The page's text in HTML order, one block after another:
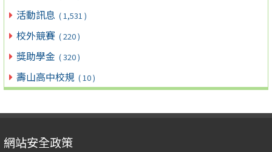
活動訊息 ( 1,531 )
校外競賽 ( 220 )
獎助學金 ( 320 )
壽山高中校規 ( 10 )
網站安全政策